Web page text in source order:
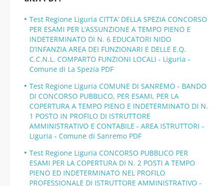
Test Regione Liguria CITTA’ DELLA SPEZIA CONCORSO
PER ESAMI PER L’ASSUNZIONE A TEMPO PIENO E
INDETERMINATO DI N. 6 EDUCATORI NIDO
D’INFANZIA AREA DEI FUNZIONARI E DELLE E.Q.
C.C.N.L. COMPARTO FUNZIONI LOCALI - Liguria -
Comune di La Spezia PDF
Test Regione Liguria COMUNE DI SANREMO - BANDO
DI CONCORSO PUBBLICO, PER ESAMI, PER LA
COPERTURA A TEMPO PIENO E INDETERMINATO DI N.
1 POSTO IN PROFILO DI ISTRUTTORE
AMMINISTRATIVO E CONTABILE - AREA ISTRUTTORI -
Liguria - Comune di Sanremo PDF
Test Regione Liguria CONCORSO PUBBLICO PER
ESAMI PER LA COPERTURA DI N. 2 POSTI A TEMPO
PIENO ED INDETERMINATO NEL PROFILO
PROFESSIONALE DI ISTRUTTORE AMMINISTRATIVO -